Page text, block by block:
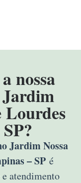
nossa
Lourdes
Jardim Nossa
– SP é
atendimento